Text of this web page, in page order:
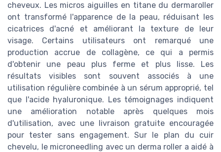
cheveux. Les micros aiguilles en titane du dermaroller
ont transformé l'apparence de la peau, réduisant les
cicatrices d'acné et améliorant la texture de leur
visage. Certains utilisateurs ont remarqué une
production accrue de collagène, ce qui a permis
d'obtenir une peau plus ferme et plus lisse. Les
résultats visibles sont souvent associés à une
utilisation régulière combinée à un sérum approprié, tel
que l'acide hyaluronique. Les témoignages indiquent
une amélioration notable après quelques mois
d'utilisation, avec une livraison gratuite encouragée
pour tester sans engagement. Sur le plan du cuir
chevelu, le microneedling avec un derma roller a aidé à